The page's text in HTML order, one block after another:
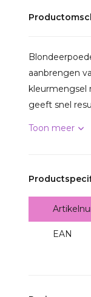
aanbrengen
kleurmengsel
geeft snel
Toon meer
EAN